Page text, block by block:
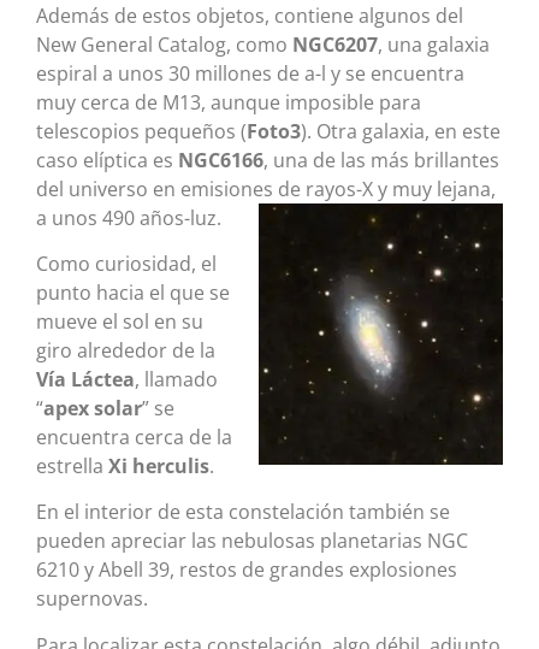
Además de estos objetos, contiene algunos del
New General Catalog, como NGC6207, una galaxia
espiral a unos 30 millones de a-l y se encuentra
muy cerca de M13, aunque imposible para
telescopios pequeños (Foto3). Otra galaxia, en este
caso elíptica es NGC6166, una de las más brillantes
del universo en emisiones de rayos-X y muy lejana,
a unos 490 años-luz.
Como curiosidad, el
punto hacia el que se
mueve el sol en su
giro alrededor de la
Vía Láctea, llamado
“apex solar” se
encuentra cerca de la
estrella Xi herculis.
En el interior de esta constelación también se
pueden apreciar las nebulosas planetarias NGC
6210 y Abell 39, restos de grandes explosiones
supernovas.